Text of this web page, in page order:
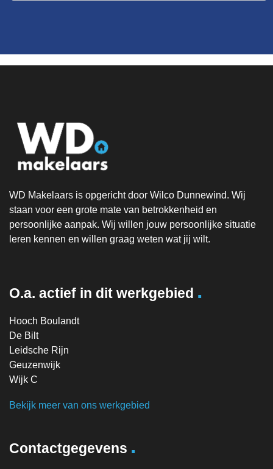
WD Makelaars is opgericht door Wilco Dunnewind. Wij
staan voor een grote mate van betrokkenheid en
persoonlijke aanpak. Wij willen jouw persoonlijke situatie
leren kennen en willen graag weten wat jij wilt.
O.a. actief in dit werkgebied .
Hooch Boulandt
De Bilt
Leidsche Rijn
Geuzenwijk
Wijk C
Bekijk meer van ons werkgebied
Contactgegevens .